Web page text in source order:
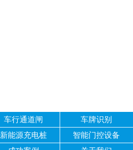
车行通道闸
车牌识别
新能源充电桩
智能门控设备